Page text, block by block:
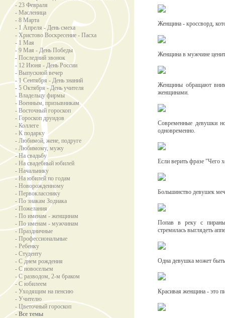
- 23 Февраля
- Масленица
- 8 Марта
- 1 Апреля - День смеха
- Христово Воскресение - Пасха
- 1 Мая
- 9 Мая - День Победы
- Последний звонок
- 12 Июня - День России
- Выпускной вечер
- 1 Сентября - День знаний
- 5 Октября - День учителя
- Владельцу фирмы
- Военным, призывникам
- Восточный гороскоп
- Гороскоп друидов
- Коллеге
- К подарку
- Любимой, жене, подруге
- Любимому, мужу
- На свадьбу
- На свадебный юбилей
- Начальнику
- На юбилей по годам
- Новорожденному
- Первокласснику
- По знакам Зодиака
- Пожелания
- По именам - женщинам
- По именам - мужчинам
- Праздничные
- Профессиональные
- Ребенку
- Студенту
- С днем рождения
- С новосельем
- С разводом, 2-м браком
- С юбилеем
- Уходящим на пенсию
- Учителю
- Цветочный гороскоп
- Все темы
Женщина - кроссворд,
Женщина в мужчине
Женщины обращают
женщинами.
Современные девушки
одновременно.
Если верить фразе "Чего
Большинство девушек
Попав в реку с
стремилась выглядеть
Одна девушка может
Красивая женщина - это